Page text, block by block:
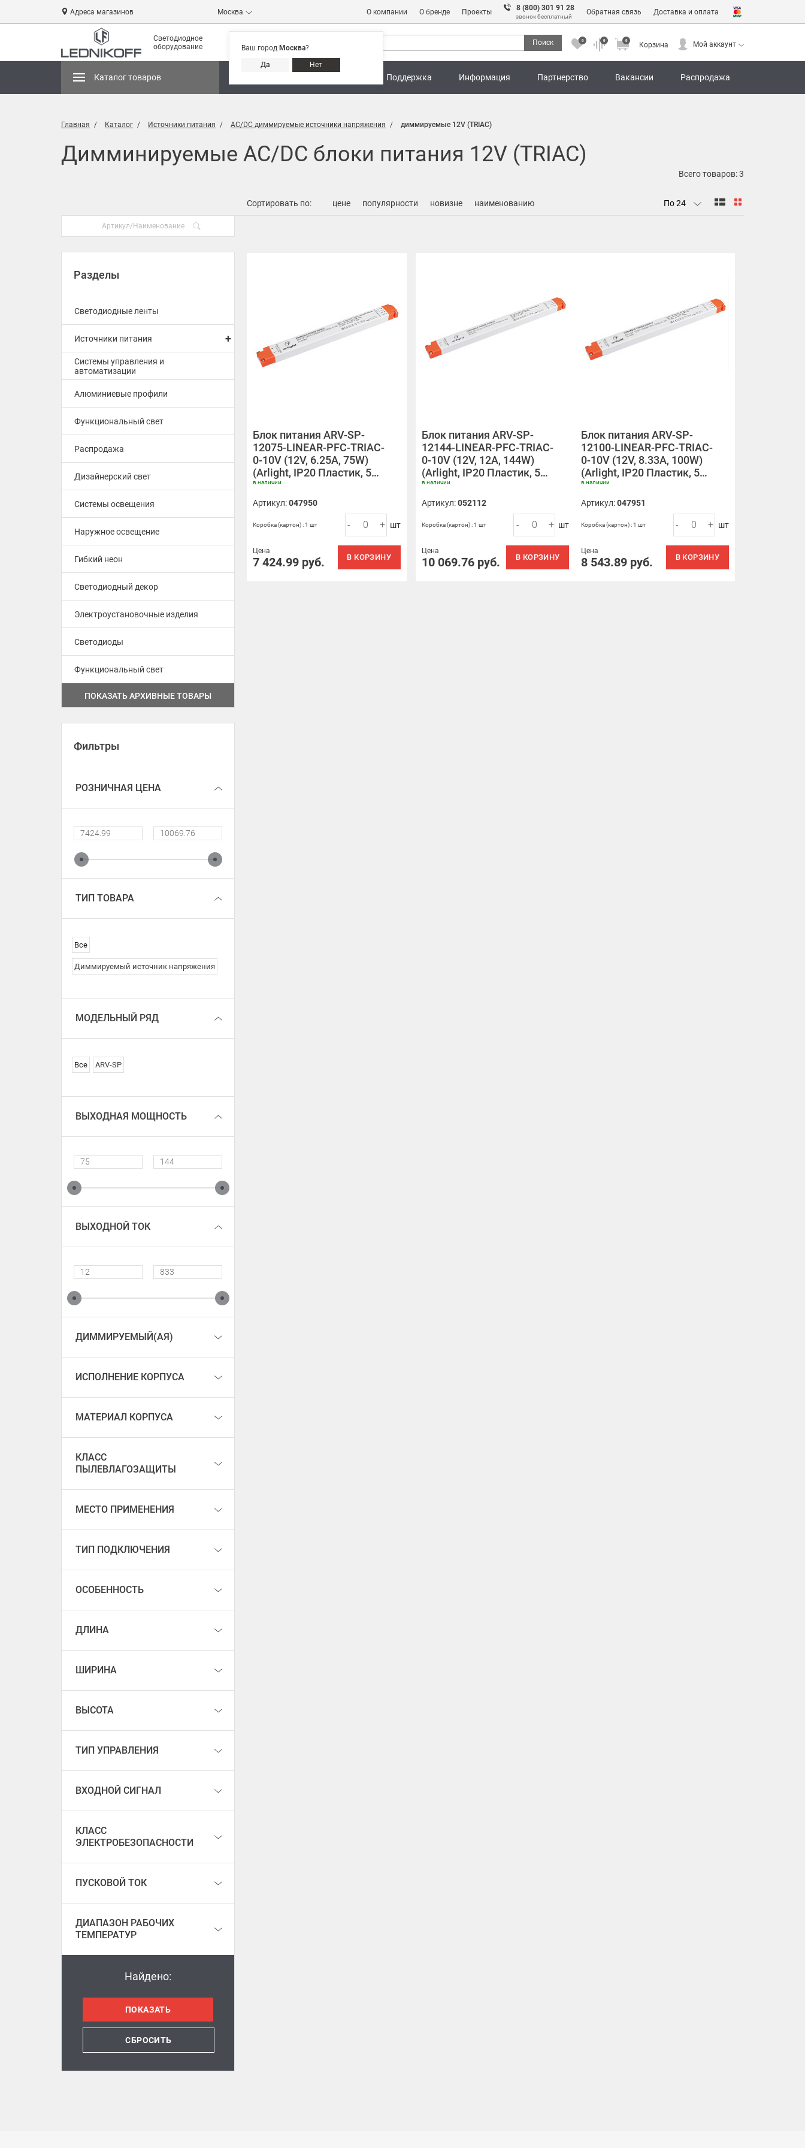
Адреса магазинов Москва
Ваш город Москва?
Да
Нет
О компании О бренде Проекты 8 (800) 301 91 28
звонок бесплатный
Обратная связь Доставка и оплата
Светодиодное
оборудование
Поиск 0 0 0
Корзина Мой аккаунт
Каталог товаров Поддержка Информация Партнерство Вакансии Распродажа
Адреса магазинов 8 (800) 301 91 28 Корзина Мой аккаунт
Главная Каталог Источники питания AC/DC диммируемые источники напряжения диммируемые 12V (TRIAC)
Димминируемые AC/DC блоки питания 12V (TRIAC)
Разделы
Светодиодные ленты
Источники питания +
управление по ZIGBEE / WiFi /
BT /RF
диммируемые 12V (0-10V)
диммируемые 24V (0-10V)
диммируемые 12V (TRIAC)
диммируемые 24V (TRIAC)
диммируемые 24V (DALI)
диммируемые 48V IP67 (DALI)
Системы управления и
автоматизации
Алюминиевые профили
Функциональный свет
Распродажа
Дизайнерский свет
Системы освещения
Наружное освещение
Гибкий неон
Светодиодный декор
Электроустановочные изделия
Светодиоды
Функциональный свет
ПОКАЗАТЬ АРХИВНЫЕ ТОВАРЫ
Фильтры
РОЗНИЧНАЯ ЦЕНА
ТИП ТОВАРА
Все
Диммируемый источник напряжения
МОДЕЛЬНЫЙ РЯД
Все ARV-SP
ВЫХОДНАЯ МОЩНОСТЬ
ВЫХОДНОЙ ТОК
ДИММИРУЕМЫЙ(АЯ)
ИСПОЛНЕНИЕ КОРПУСА
МАТЕРИАЛ КОРПУСА
КЛАСС
ПЫЛЕВЛАГОЗАЩИТЫ
МЕСТО ПРИМЕНЕНИЯ
ТИП ПОДКЛЮЧЕНИЯ
ОСОБЕННОСТЬ
ДЛИНА
ШИРИНА
ВЫСОТА
ТИП УПРАВЛЕНИЯ
ВХОДНОЙ СИГНАЛ
КЛАСС
ЭЛЕКТРОБЕЗОПАСНОСТИ
ПУСКОВОЙ ТОК
ДИАПАЗОН РАБОЧИХ
ТЕМПЕРАТУР
Найдено:
СБРОСИТЬ
Всего товаров:3
Сортировать по: цене популярности новизне наименованию
Блок питания ARV-SP-
12075-LINEAR-PFC-TRIAC-
0-10V (12V, 6.25A, 75W)
(Arlight, IP20 Пластик, 5…
в наличии
Артикул:047950
- + шт
Коробка (картон) : 1 шт
Цена
7 424.99 руб. В КОРЗИНУ
Блок питания ARV-SP-
12144-LINEAR-PFC-TRIAC-
0-10V (12V, 12A, 144W)
(Arlight, IP20 Пластик, 5…
в наличии
Артикул:052112
- + шт
Коробка (картон) : 1 шт
Цена
10 069.76руб. В КОРЗИНУ
Блок питания ARV-SP-
12100-LINEAR-PFC-TRIAC-
0-10V (12V, 8.33A, 100W)
(Arlight, IP20 Пластик, 5…
в наличии
Артикул:047951
- + шт
Коробка (картон) : 1 шт
Цена
8 543.89 руб. В КОРЗИНУ